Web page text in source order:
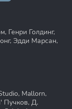
Генри Голдинг,
Эдди Марсан,
Mallorn,
Пучков, Д.